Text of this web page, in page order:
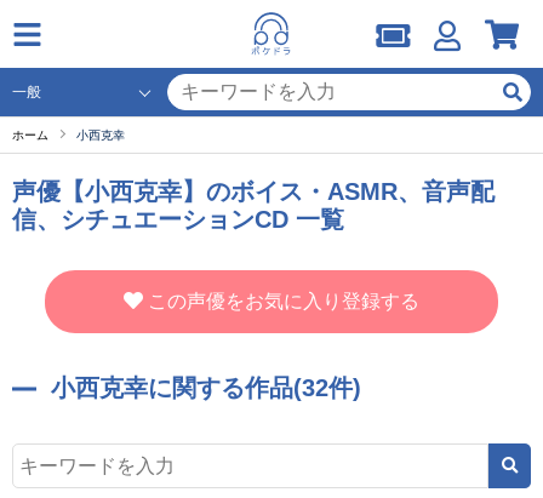
ホーム 小西克幸
声優【小西克幸】のボイス・ASMR、音声配
信、シチュエーションCD 一覧
この声優をお気に入り登録する
小西克幸に関する作品(32件)